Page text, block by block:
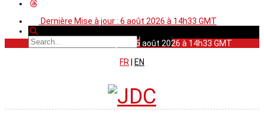
Dernière Mise à jour : 6 août 2026 à 14h33 GMT
Dernière Mise à jour : 6 août 2026 à 14h33 GMT
FR
EN